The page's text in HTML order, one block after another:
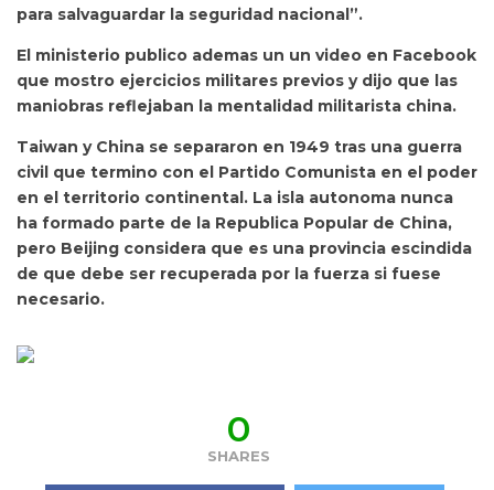
para salvaguardar la seguridad nacional”.
El ministerio publico ademas un un video en Facebook
que mostro ejercicios militares previos y dijo que las
maniobras reflejaban la mentalidad militarista china.
Taiwan y China se separaron en 1949 tras una guerra
civil que termino con el Partido Comunista en el poder
en el territorio continental. La isla autonoma nunca
ha formado parte de la Republica Popular de China,
pero Beijing considera que es una provincia escindida
de que debe ser recuperada por la fuerza si fuese
necesario.
0
SHARES